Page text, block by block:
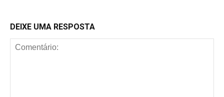
DEIXE UMA RESPOSTA